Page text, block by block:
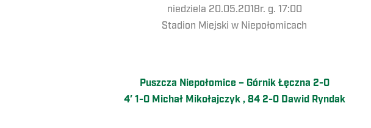
niedziela 20.05.2018r. g. 17:00
Stadion Miejski w Niepołomicach
Puszcza Niepołomice – Górnik Łęczna 2-0
4′ 1-0 Michał Mikołajczyk , 84 2-0 Dawid Ryndak